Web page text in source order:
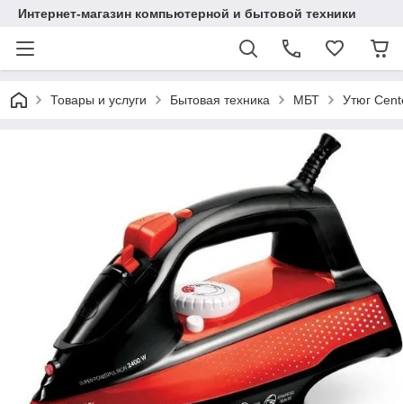
Интернет-магазин компьютерной и бытовой техники
Товары и услуги Бытовая техника МБТ Утюг